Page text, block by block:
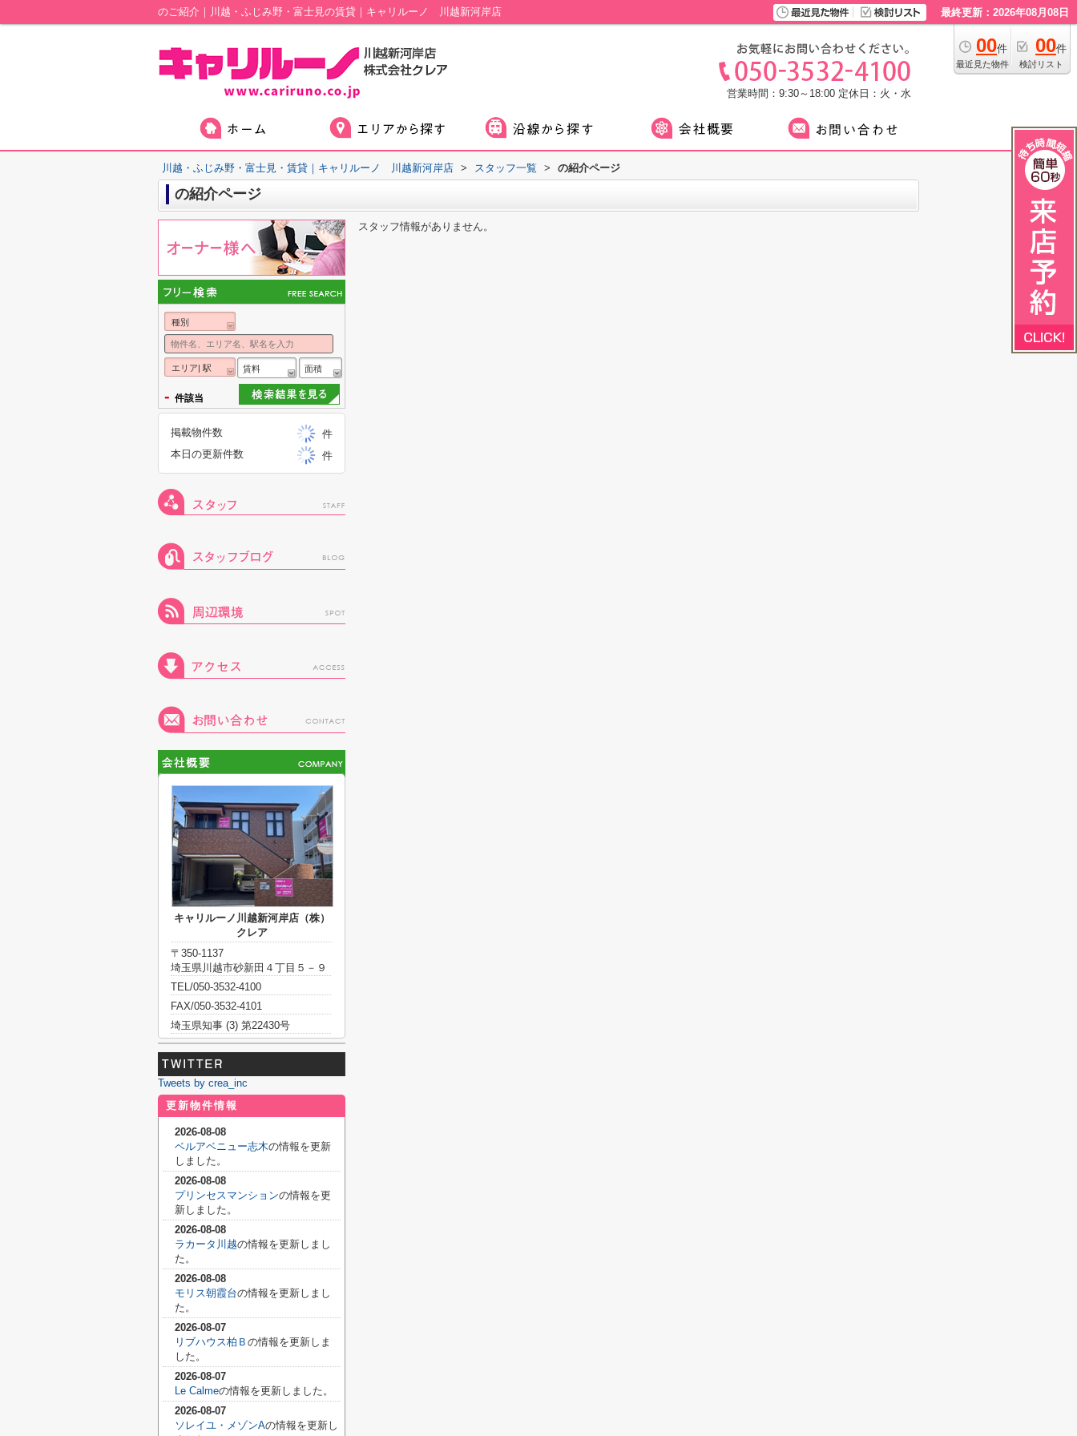
のご紹介｜川越・ふじみ野・富士見の賃貸｜キャリルーノ 川越新河岸店 最終更新：2026年08月08日
00件
最近見た物件
00件
検討リスト
営業時間：9:30～18:00 定休日：火・水
川越・ふじみ野・富士見・賃貸｜キャリルーノ 川越新河岸店 > スタッフ一覧 > の紹介ページ
の紹介ページ
スタッフ情報がありません。
種別
エリア| 駅 賃料 面積
- 件該当
掲載物件数
件
本日の更新件数
件
キャリルーノ川越新河岸店（株）
クレア
〒350-1137
埼玉県川越市砂新田４丁目５－９
TEL/050-3532-4100
FAX/050-3532-4101
埼玉県知事 (3) 第22430号
Tweets by crea_inc
更新物件情報
2026-08-08
ベルアベニュー志木の情報を更新
しました。
2026-08-08
プリンセスマンションの情報を更
新しました。
2026-08-08
ラカータ川越の情報を更新しまし
た。
2026-08-08
モリス朝霞台の情報を更新しまし
た。
2026-08-07
リブハウス柏Ｂ の情報を更新しま
した。
2026-08-07
Le Calmeの情報を更新しました。
2026-08-07
ソレイユ・メゾンAの情報を更新し